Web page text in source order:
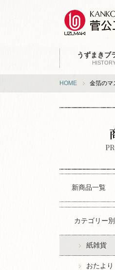
うずまきブ
HOME 金箔のマ
新商品一覧
カテゴリー
紙雑貨
おたより